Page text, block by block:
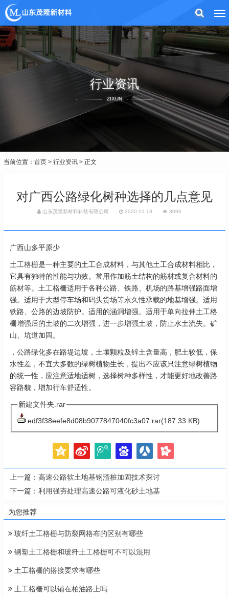
行业资讯
ZIXUN
当前位置： 首页 > 行业资讯 > 正文
对广西公路绿化树种选择的几点意见
山东茂隆新材料科技有限公司 2020-11-18 3096
广西山多平原少
土工格栅是一种主要的土工合成材料，与其他土工合成材料相比，
它具有独特的性能与功效。常用作加筋土结构的筋材或复合材料的
筋材等。土工格栅适用于各种公路、铁路、机场的路基增强路面增
强。适用于大型停车场和码头货场等永久性承载的地基增强。适用
铁路、公路的边坡防护。适用的涵洞增强。适用于单向拉伸土工格
栅增强后的土坡的二次增强，进一步增强土坡，防止水土流失。矿
山、坑道加固。
，公路绿化多在路堤边坡，土壤颗粒及锌土含量高，肥土较低，保
水性差，不宜大多数的绿树植物生长，提出不应该只注意绿树植物
的统一性，应注意适地适树，选择树种多样性，才能更好地改善路
容路貌，增加行车舒适性。
新建文件夹.rar
edf3f38eefe8d08b9077847040fc3a07.rar(187.33 KB)
上一篇： 高速公路软土地基钢渣桩加固技术探讨
下一篇： 利用强夯处理高速公路可液化砂土地基
为您推荐
玻纤土工格栅与防裂网格布的区别有哪些
钢塑土工格栅和玻纤土工格栅可不可以混用
土工格栅的搭接要求有哪些
土工格栅可以铺在柏油路上吗